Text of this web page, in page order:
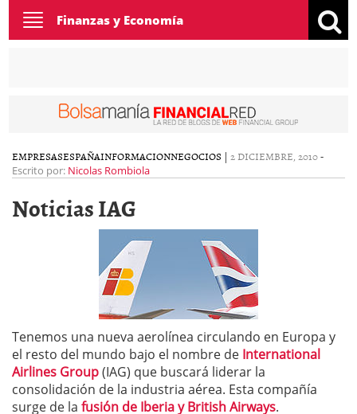
Toggle
navigation
Finanzas y Economía
EMPRESASESPAÑAINFORMACIONNEGOCIOS | 2 DICIEMBRE, 2010-
Escrito por: Nicolas Rombiola
Noticias IAG
Tenemos una nueva aerolínea circulando en Europa y
el resto del mundo bajo el nombre de International
Airlines Group(IAG) que buscará liderar la
consolidación de la industria aérea. Esta compañía
surge de la fusión de Iberia y British Airways.